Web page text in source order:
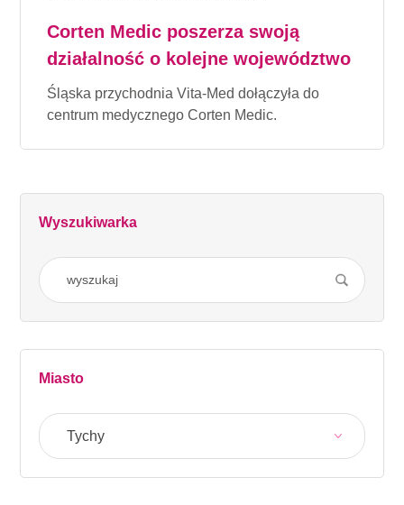
Corten Medic poszerza swoją
działalność o kolejne województwo
Śląska przychodnia Vita-Med dołączyła do
centrum medycznego Corten Medic.
Wyszukiwarka
Miasto
Tychy